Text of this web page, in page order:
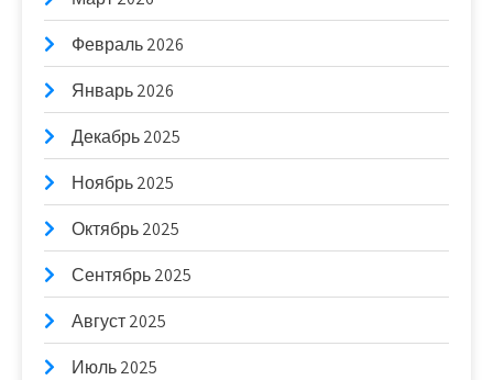
Февраль 2026
Январь 2026
Декабрь 2025
Ноябрь 2025
Октябрь 2025
Сентябрь 2025
Август 2025
Июль 2025